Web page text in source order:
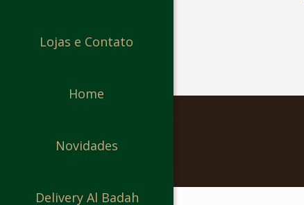
Lojas e Contato
Home
Novidades
Delivery Al Badah